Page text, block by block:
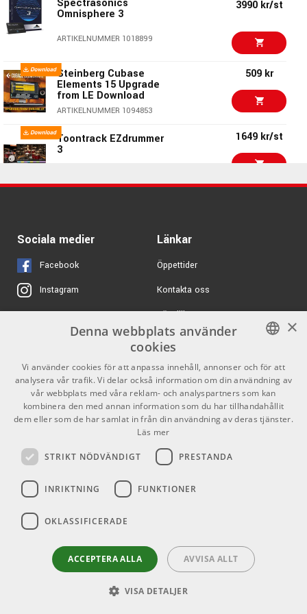
Steinberg Cubase Pro
15 Competitive
Crossgrade Download
Toontrack Superior
Drummer 3 Crossgrade
from EZDrummer2
Steinberg Dorico
ARTIKELNUMMER 1075701
Spectrasonics
Omnisphere 3
ARTIKELNUMMER 1018899
3990 kr/st
Steinberg Cubase
Elements 15 Upgrade
from LE Download
ARTIKELNUMMER 1094853
509 kr
Toontrack EZdrummer
3
1649 kr/st
Toontrack Superior
Drummer 3
ARTIKELNUMMER 1053895
Edition Download
ARTIKELNUMMER 1057831
2113 kr/st
Spectrasonics
Keyscape
ARTIKELNUMMER 1050267
3717 kr/st
3499 kr/st
Klevgrand Pads
ARTIKELNUMMER 1085252
Sociala medier
Facebook
Instagram
X
Youtube
TikTok
Länkar
Öppettider
Kontakta oss
Köpvillkor
Butiken
Varumärken
GDPR & Cookies
Kontakt
Info
Mån-Fre: 10.00-18.00
Helgdagar
SWEDISH
ENGLISH
×
Denna webbplats använder
cookies
Vi använder cookies för att anpassa innehåll, annonser och för att
analysera vår trafik. Vi delar också information om din användning av
vår webbplats med våra reklam- och analyspartners som kan
kombinera den med annan information som du har tillhandahållit
dem eller som de har samlat in från din användning av deras tjänster.
Läs mer
STRIKT NÖDVÄNDIGT PRESTANDA
INRIKTNING FUNKTIONER
OKLASSIFICERADE
ACCEPTERA ALLA AVVISA ALLT
VISA DETALJER